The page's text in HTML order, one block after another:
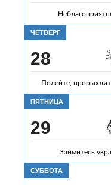
ЧЕТВЕРГ
28
Полейте,
ПЯТНИЦА
29
Займитесь
СУББОТА